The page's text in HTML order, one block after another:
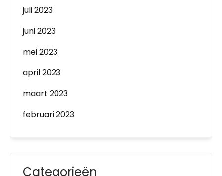
juli 2023
juni 2023
mei 2023
april 2023
maart 2023
februari 2023
Categorieën